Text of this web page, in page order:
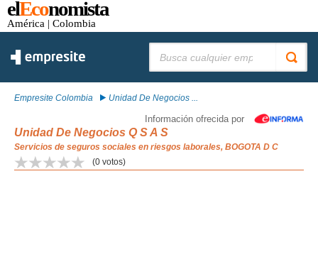
elEconomista
América | Colombia
Empresite Colombia Unidad De Negocios ...
Información ofrecida por
Unidad De Negocios Q S A S
Servicios de seguros sociales en riesgos laborales, BOGOTA D C
(0 votos)